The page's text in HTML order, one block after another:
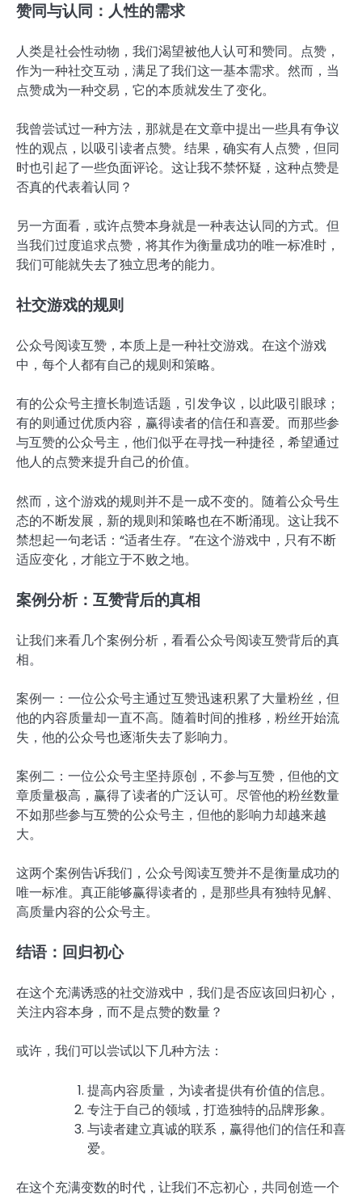
赞同与认同：人性的需求
人类是社会性动物，我们渴望被他人认可和赞同。点赞，
作为一种社交互动，满足了我们这一基本需求。然而，当
点赞成为一种交易，它的本质就发生了变化。
我曾尝试过一种方法，那就是在文章中提出一些具有争议
性的观点，以吸引读者点赞。结果，确实有人点赞，但同
时也引起了一些负面评论。这让我不禁怀疑，这种点赞是
否真的代表着认同？
另一方面看，或许点赞本身就是一种表达认同的方式。但
当我们过度追求点赞，将其作为衡量成功的唯一标准时，
我们可能就失去了独立思考的能力。
社交游戏的规则
公众号阅读互赞，本质上是一种社交游戏。在这个游戏
中，每个人都有自己的规则和策略。
有的公众号主擅长制造话题，引发争议，以此吸引眼球；
有的则通过优质内容，赢得读者的信任和喜爱。而那些参
与互赞的公众号主，他们似乎在寻找一种捷径，希望通过
他人的点赞来提升自己的价值。
然而，这个游戏的规则并不是一成不变的。随着公众号生
态的不断发展，新的规则和策略也在不断涌现。这让我不
禁想起一句老话：“适者生存。”在这个游戏中，只有不断
适应变化，才能立于不败之地。
案例分析：互赞背后的真相
让我们来看几个案例分析，看看公众号阅读互赞背后的真
相。
案例一：一位公众号主通过互赞迅速积累了大量粉丝，但
他的内容质量却一直不高。随着时间的推移，粉丝开始流
失，他的公众号也逐渐失去了影响力。
案例二：一位公众号主坚持原创，不参与互赞，但他的文
章质量极高，赢得了读者的广泛认可。尽管他的粉丝数量
不如那些参与互赞的公众号主，但他的影响力却越来越
大。
这两个案例告诉我们，公众号阅读互赞并不是衡量成功的
唯一标准。真正能够赢得读者的，是那些具有独特见解、
高质量内容的公众号主。
结语：回归初心
在这个充满诱惑的社交游戏中，我们是否应该回归初心，
关注内容本身，而不是点赞的数量？
或许，我们可以尝试以下几种方法：
提高内容质量，为读者提供有价值的信息。
专注于自己的领域，打造独特的品牌形象。
与读者建立真诚的联系，赢得他们的信任和喜
爱。
在这个充满变数的时代，让我们不忘初心，共同创造一个